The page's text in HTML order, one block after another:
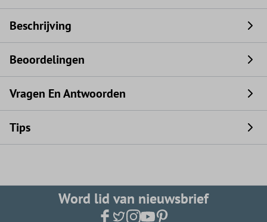
Beschrijving
Beoordelingen
Vragen En Antwoorden
Tips
Word lid van nieuwsbrief